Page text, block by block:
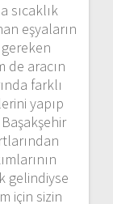
sıcaklık
eşyaların
de aracın
farklı
yapıp
gelindiyse
için sizin